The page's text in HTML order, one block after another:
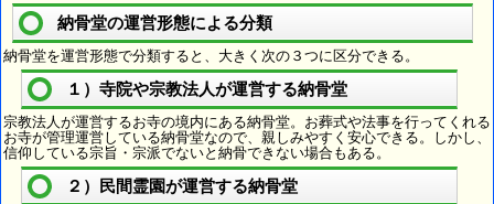
納骨堂の運営形態による分類
納骨堂を運営形態で分類すると、大きく次の３つに区分できる。
１）寺院や宗教法人が運営する納骨堂
宗教法人が運営するお寺の境内にある納骨堂。お葬式や法事を行ってくれる
お寺が管理運営している納骨堂なので、親しみやすく安心できる。しかし、
信仰している宗旨・宗派でないと納骨できない場合もある。
２）民間霊園が運営する納骨堂